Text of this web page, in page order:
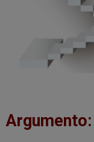
Argumento: